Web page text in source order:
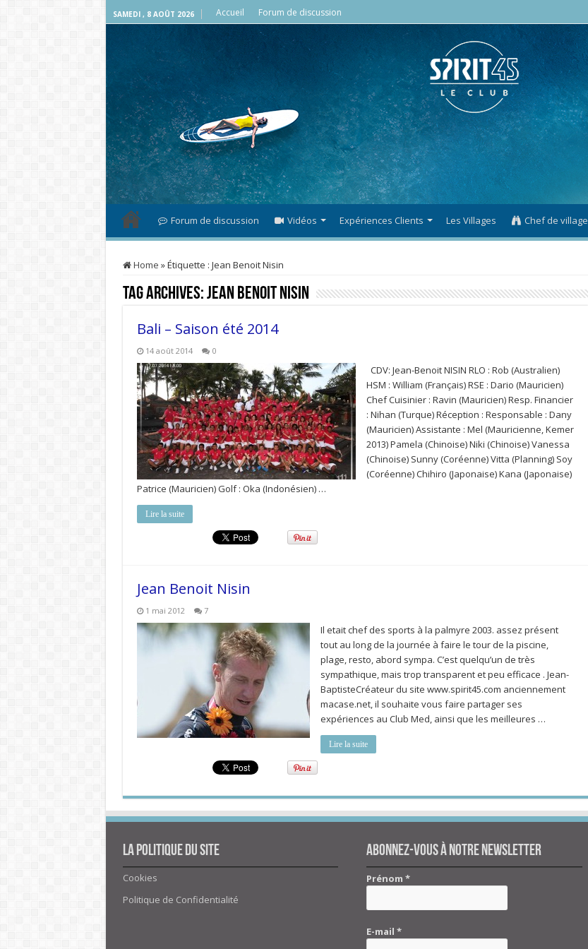
SAMEDI , 8 AOÛT 2026 Accueil Forum de discussion
Forum de discussion Vidéos Expériences Clients Les Villages Chef de village
Home »Étiquette : Jean Benoit Nisin
Tag Archives:Jean Benoit Nisin
Bali – Saison été 2014
14 août 2014 0
CDV: Jean-Benoit NISIN RLO : Rob (Australien)
HSM : William (Français) RSE : Dario (Mauricien)
Chef Cuisinier : Ravin (Mauricien) Resp. Financier
: Nihan (Turque) Réception : Responsable : Dany
(Mauricien) Assistante : Mel (Mauricienne, Kemer
2013) Pamela (Chinoise) Niki (Chinoise) Vanessa
(Chinoise) Sunny (Coréenne) Vitta (Planning) Soy
(Coréenne) Chihiro (Japonaise) Kana (Japonaise)
Patrice (Mauricien) Golf : Oka (Indonésien) …
Lire la suite
Jean Benoit Nisin
1 mai 2012 7
Il etait chef des sports à la palmyre 2003. assez présent
tout au long de la journée à faire le tour de la piscine,
plage, resto, abord sympa. C’est quelqu’un de très
sympathique, mais trop transparent et peu efficace . Jean-
BaptisteCréateur du site www.spirit45.com anciennement
macase.net, il souhaite vous faire partager ses
expériences au Club Med, ainsi que les meilleures …
Lire la suite
La politique du site
Cookies
Politique de Confidentialité
Abonnez-vous à notre newsletter
Prénom*
E-mail*